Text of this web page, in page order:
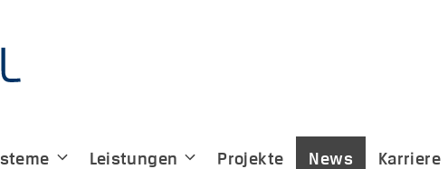
Leistungen Projekte News Karriere